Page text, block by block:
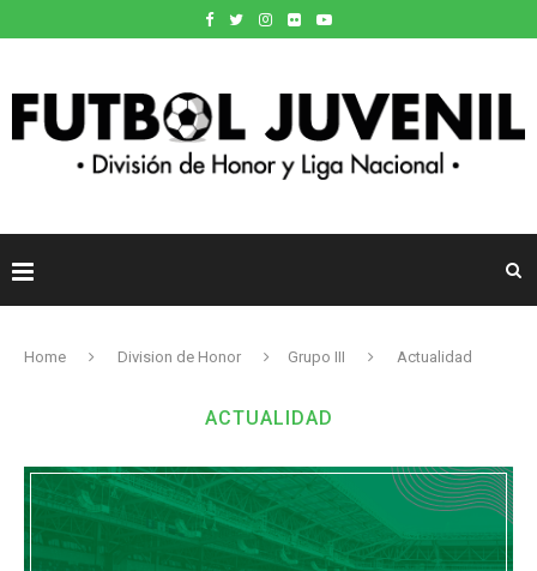
Home Division de Honor Grupo III Actualidad
ACTUALIDAD